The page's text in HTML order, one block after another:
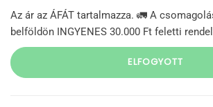
Az ár az ÁFÁT tartalmazza. 🚛 A
belföldön INGYENES 30.000 Ft feletti
ELFOGYOTT